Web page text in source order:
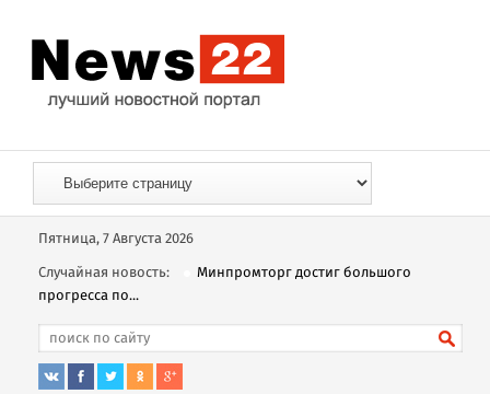
Пятница, 7 Августа 2026
Случайная новость:
Минпромторг достиг большого
прогресса по...